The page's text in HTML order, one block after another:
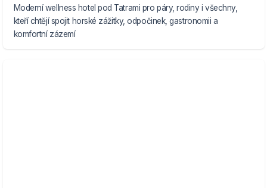
Moderní wellness hotel pod Tatrami pro páry, rodiny i všechny,
kteří chtějí spojit horské zážitky, odpočinek, gastronomii a
komfortní zázemí